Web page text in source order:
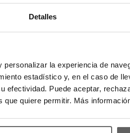
Detalles
la experiencia de
estadístico y, en el caso de
efectividad. Puede aceptar,
quiere permitir. Más
la